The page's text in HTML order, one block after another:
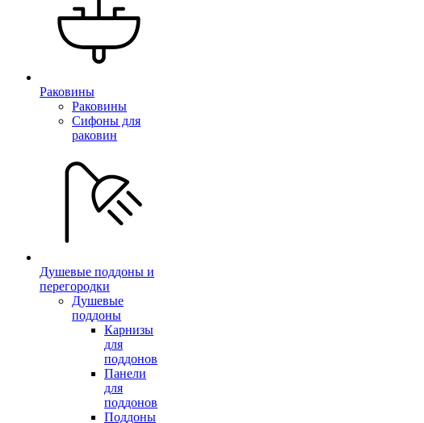
Раковины
Раковины
Сифоны для
раковин
Душевые поддоны и
перегородки
Душевые
поддоны
Карнизы
для
поддонов
Панели
для
поддонов
Поддоны